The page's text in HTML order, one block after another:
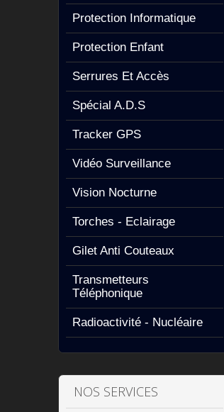
Protection Informatique
Protection Enfant
Serrures Et Accès
Spécial A.D.S
Tracker GPS
Vidéo Surveillance
Vision Nocturne
Torches - Eclairage
Gilet Anti Couteaux
Transmetteurs
Téléphonique
Radioactivité - Nucléaire
NOS SERVICES